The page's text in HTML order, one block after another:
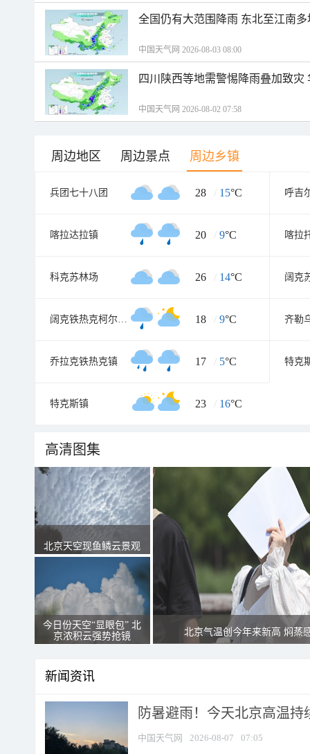
全国仍有大范围降雨 东北至江南
中国天气网 2026-08-03 08:00
四川陕西等地需警惕降雨叠加致
中国天气网 2026-08-02 07:58
周边地区 周边景点 周边乡镇
兵团七十八团 28 / 15°C
喀拉达拉镇 20 / 9°C 喀拉
科克苏林场 26 / 14°C 阔克
阔克铁热克柯尔克孜民族乡 18 / 9°C 齐勒
乔拉克铁热克镇 17 / 5°C 特克
特克斯镇 23 / 16°C
高清图集
北京天空现鱼鳞云景观
今日份天空“显眼包” 北
京浓积云强势抢镜
北京气温创今年来新高 焖蒸
新闻资讯
防暑避雨！今天北京高温
中国天气网 2026-08-07 07:05